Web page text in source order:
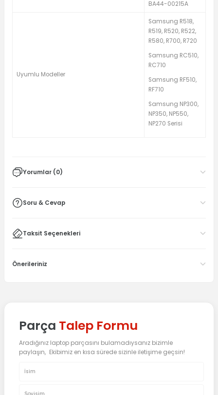
BA44-00215A
Uyumlu Modeller
Samsung R518,
R519, R520, R522,
R580, R700, R720
Samsung RC510,
RC710
Samsung RF510,
RF710
Samsung NP300,
NP350, NP550,
NP270 Serisi
Yorumlar (0)
Soru & Cevap
Taksit Seçenekleri
Önerileriniz
Parça Talep Formu
Aradığınız laptop parçasını bulamadıysanız bizimle
paylaşın, Ekibimiz en kısa sürede sizinle iletişime geçsin!